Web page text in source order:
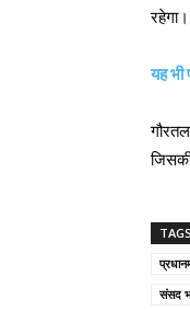
रहेगा।
यह भी
TAGS
संसद